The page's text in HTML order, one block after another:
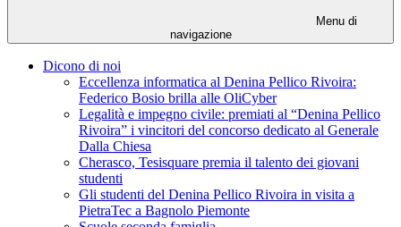
Menu di
navigazione
Dicono di noi
Eccellenza informatica al Denina Pellico Rivoira:
Federico Bosio brilla alle OliCyber
Legalità e impegno civile: premiati al “Denina Pellico
Rivoira” i vincitori del concorso dedicato al Generale
Dalla Chiesa
Cherasco, Tesisquare premia il talento dei giovani
studenti
Gli studenti del Denina Pellico Rivoira in visita a
PietraTec a Bagnolo Piemonte